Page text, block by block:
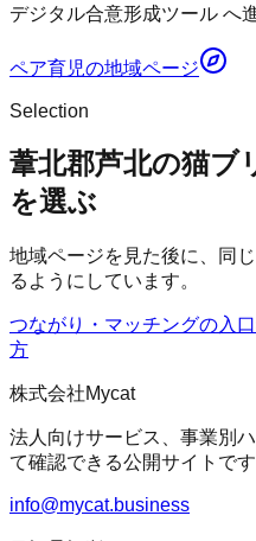
デジタル合意形成ツール へ
ペア育児の地域ページ
Selection
葦北郡芦北の猫ブ
を選ぶ
地域ページを見た後に、同
るようにしています。
つながり・マッチングの入口
方
株式会社Mycat
法人向けサービス、事業別
て確認できる公開サイトです
info@mycat.business